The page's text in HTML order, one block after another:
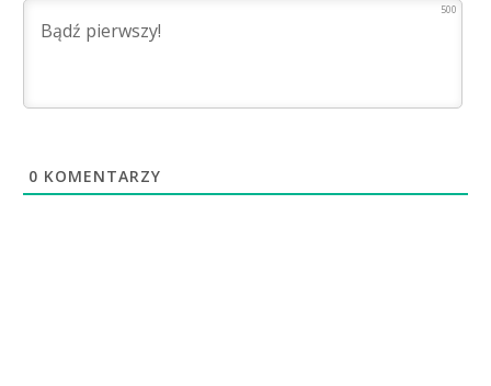
500
0 KOMENTARZY